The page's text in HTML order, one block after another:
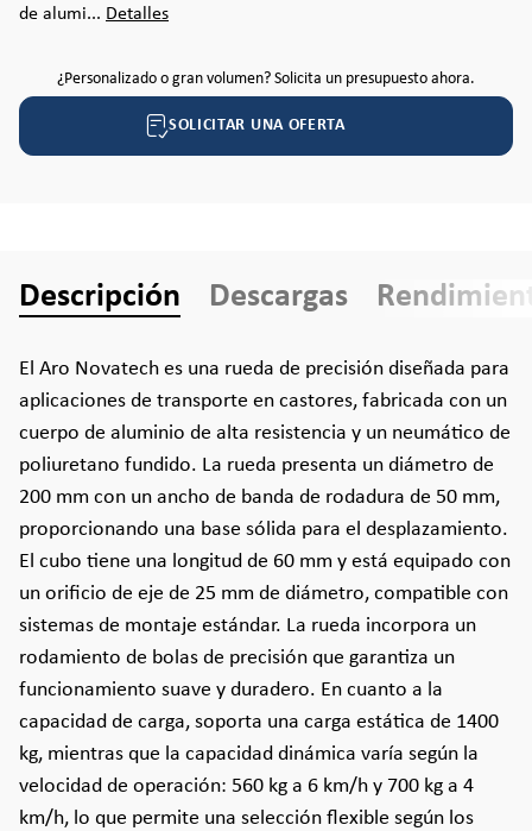
de alumi... Detalles
¿Personalizado o gran volumen? Solicita un presupuesto ahora.
SOLICITAR UNA OFERTA
Descripción Descargas
El Aro Novatech es una rueda de precisión diseñada para
aplicaciones de transporte en castores, fabricada con un
cuerpo de aluminio de alta resistencia y un neumático de
poliuretano fundido. La rueda presenta un diámetro de
200 mm con un ancho de banda de rodadura de 50 mm,
proporcionando una base sólida para el desplazamiento.
El cubo tiene una longitud de 60 mm y está equipado con
un orificio de eje de 25 mm de diámetro, compatible con
sistemas de montaje estándar. La rueda incorpora un
rodamiento de bolas de precisión que garantiza un
funcionamiento suave y duradero. En cuanto a la
capacidad de carga, soporta una carga estática de 1400
kg, mientras que la capacidad dinámica varía según la
velocidad de operación: 560 kg a 6 km/h y 700 kg a 4
km/h, lo que permite una selección flexible según los